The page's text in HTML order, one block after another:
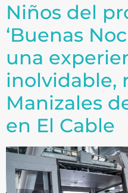
Niños del
‘Buenas
una
inolvidable,
Manizales
en El Cable